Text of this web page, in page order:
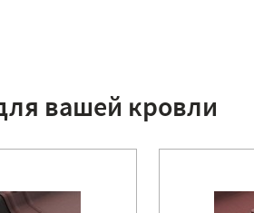
вашей кровли